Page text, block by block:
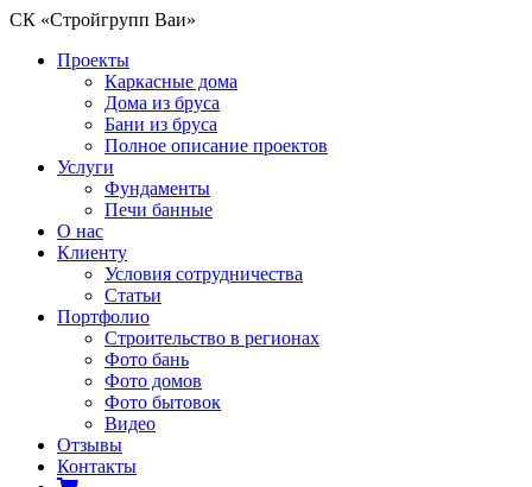
СК «Стройгрупп Ваи»
Проекты
Каркасные дома
Дома из бруса
Бани из бруса
Полное описание проектов
Услуги
Фундаменты
Печи банные
О нас
Клиенту
Условия сотрудничества
Статьи
Портфолио
Строительство в регионах
Фото бань
Фото домов
Фото бытовок
Видео
Отзывы
Контакты